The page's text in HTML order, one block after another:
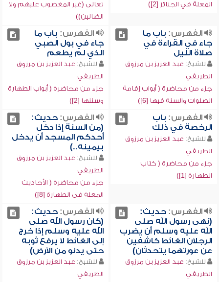
المعلة في الجنائز [2])
تعالى (غير المغضوب عليهم ولا
الضالين))
الفهرس: باب ما
جاء في القراءة في
صلاة الليل
للشيخ: عبد العزيز بن مرزوق
الطريفي
جزء من محاضرة ( أبواب إقامة
الصلوات والسنة فيها [6])
الفهرس: باب ما
جاء في بول الصبي
الذي لم يطعم
للشيخ: عبد العزيز بن مرزوق
الطريفي
جزء من محاضرة ( أبواب الطهارة
وسننها [2])
الفهرس: باب
الرخصة في ذلك
للشيخ: عبد العزيز بن مرزوق
الطريفي
جزء من محاضرة ( كتاب
الطهارة [1])
الفهرس:حديث:
(من السنة إذا دخل
أحدكم المسجد أن يدخل
بيمينه..)
للشيخ: عبد العزيز بن مرزوق
الطريفي
جزء من محاضرة ( الأحاديث
المعلة في الطهارة [8])
الفهرس:حديث:
(نهى رسول الله صلى
الله عليه وسلم أن يضرب
الرجلان الغائط كاشفين
عن عورتهما يتحدثان)
للشيخ: عبد العزيز بن مرزوق
الطريفي
الفهرس:حديث:
(كان رسول الله صلى
الله عليه وسلم إذا خرج
إلى الغائط لا يرفع ثوبه
حتى يدنو من الأرض)
للشيخ: عبد العزيز بن مرزوق
الطريفي